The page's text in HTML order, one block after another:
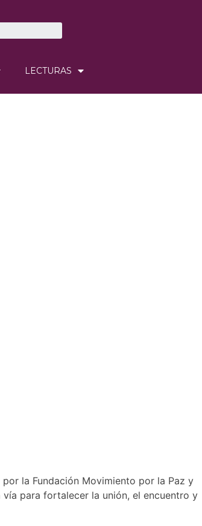
LECTURAS
la Fundación Movimiento por la Paz y
vía para fortalecer la unión, el encuentro y